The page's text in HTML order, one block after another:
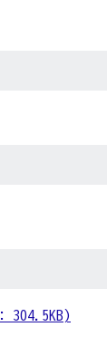
304.5KB)